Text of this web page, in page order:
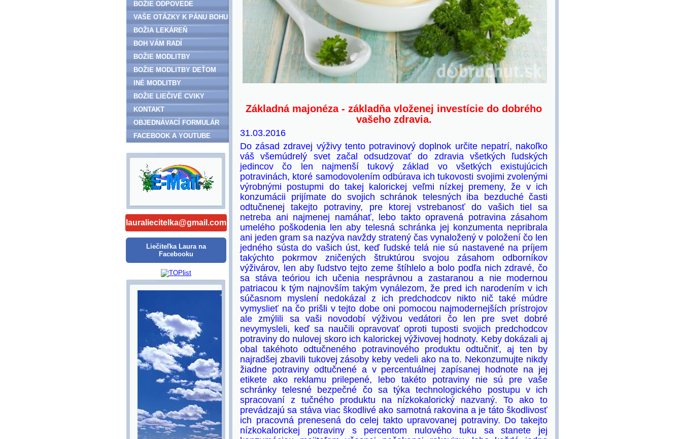
Základná majonéza - základňa vloženej investície do dobrého
vašeho zdravia.
31.03.2016
Do zásad zdravej výživy tento potravinový doplnok určite nepatrí, nakoľko
váš všemúdrelý svet začal odsudzovať do zdravia všetkých ľudských
jedincov čo len najmenší tukový základ vo všetkých existujúcich
potravinách, ktoré samodovolením odbúrava ich tukovosti svojimi zvolenými
výrobnými postupmi do takej kalorickej veľmi nízkej premeny, že v ich
konzumácii prijímate do svojich schránok telesných iba bezduché časti
odtučnenej takejto potraviny, pre ktorej vstrebanosť do vašich tiel sa
netreba ani najmenej namáhať, lebo takto opravená potravina zásahom
umelého poškodenia len aby telesná schránka jej konzumenta nepribrala
ani jeden gram sa nazýva navždy stratený čas vynaložený v položení čo len
jedného sústa do vašich úst, keď ľudské telá nie sú nastavené na príjem
takýchto pokrmov zničených štruktúrou svojou zásahom odborníkov
výživárov, len aby ľudstvo tejto zeme štíhlelo a bolo podľa nich zdravé, čo
sa stáva teóriou ich učenia nesprávnou a zastaranou a nie modernou
patriacou k tým najnovším takým vynálezom, že pred ich narodením v ich
súčasnom myslení nedokázal z ich predchodcov nikto nič také múdre
vymyslieť na čo prišli v tejto dobe oni pomocou najmodernejších prístrojov
ale zmýlili sa vaši novodobí výživou vedátori čo len pre svet dobré
nevymysleli, keď sa naučili opravovať oproti tuposti svojich predchodcov
potraviny do nulovej skoro ich kalorickej výživovej hodnoty. Keby dokázali aj
obal takéhoto odtučneného potravinového produktu odtučniť, aj ten by
najradšej zbavili tukovej zásoby keby vedeli ako na to. Nekonzumujte nikdy
žiadne potraviny odtučnené a v percentuálnej zapísanej hodnote na jej
etikete ako reklamu prilepené, lebo takéto potraviny nie sú pre vaše
schránky telesné bezpečné čo sa týka technologického postupu v ich
spracovaní z tučného produktu na nízkokalorický nazvaný. To ako to
prevádzajú sa stáva viac škodlivé ako samotná rakovina a je táto škodlivosť
ich pracovná prenesená do celej takto upravovanej potraviny. Do takejto
nízkokalorickej potraviny s percentom nulového tuku sa stanete jej
BOŽIE ODPOVEDE
VAŠE OTÁZKY K PÁNU BOHU
BOŽIA LEKÁREŇ
BOH VÁM RADÍ
BOŽIE MODLITBY
BOŽIE MODLITBY DEŤOM
INÉ MODLITBY
BOŽIE LIEČIVÉ CVIKY
KONTAKT
OBJEDNÁVACÍ FORMULÁR
FACEBOOK A YOUTUBE
lauraliecitelka@gmail.com
Liečiteľka Laura na
Facebooku